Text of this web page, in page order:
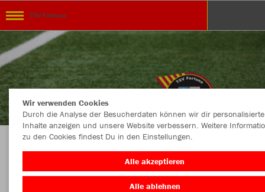
TSV Fortuna
Dein Teamshop TSV Fortuna Billigheim-
Ingenheim powered by Sport Schädler
Wir verwenden Cookies
Durch die Analyse der Besucherdaten können wir dir personalisierte
Inhalte anzeigen und unsere Website verbessern. Weitere
zu den Cookies findest Du in den Einstellungen.
Alle akzeptieren
Alle ablehnen